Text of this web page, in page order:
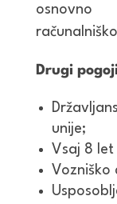
osnovno
Drugi
unije;
Vsaj 8 let
Vozniško